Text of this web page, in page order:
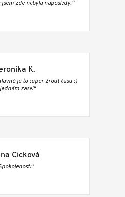
zde nebyla naposledy.“
K.
je to super žrout času :)
zase!“
Cicková